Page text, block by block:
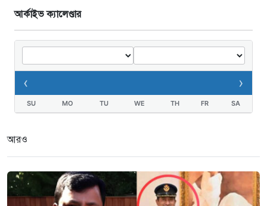
আর্কাইভ ক্যালেণ্ডার
‹ ›
SU MO TU WE TH FR SA
আরও